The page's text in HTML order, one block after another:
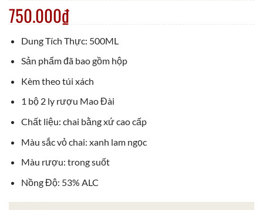
750.000₫
Dung Tích Thực: 500ML
Sản phẩm đã bao gồm hộp
Kèm theo túi xách
1 bộ 2 ly rượu Mao Đài
Chất liệu: chai bằng xứ cao cấp
Màu sắc vỏ chai: xanh lam ngọc
Màu rượu: trong suốt
Nồng Độ: 53% ALC